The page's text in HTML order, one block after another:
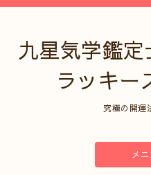
九星気学鑑
ラッキー
究極の開運
メ